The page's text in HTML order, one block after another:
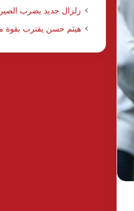
زلزال جديد يضرب الصين خلال
هيثم حسن يقترب بقوة